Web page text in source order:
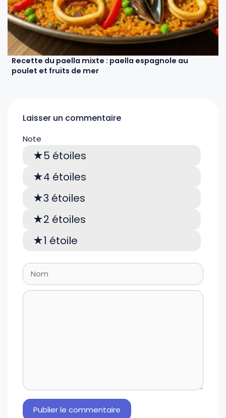
Recette du paella mixte : paella espagnole au
poulet et fruits de mer
Laisser un commentaire
Note
5 étoiles
4 étoiles
3 étoiles
2 étoiles
1 étoile